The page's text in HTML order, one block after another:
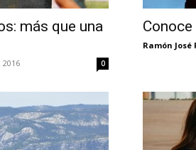
más que una
2016 0
Ramón José